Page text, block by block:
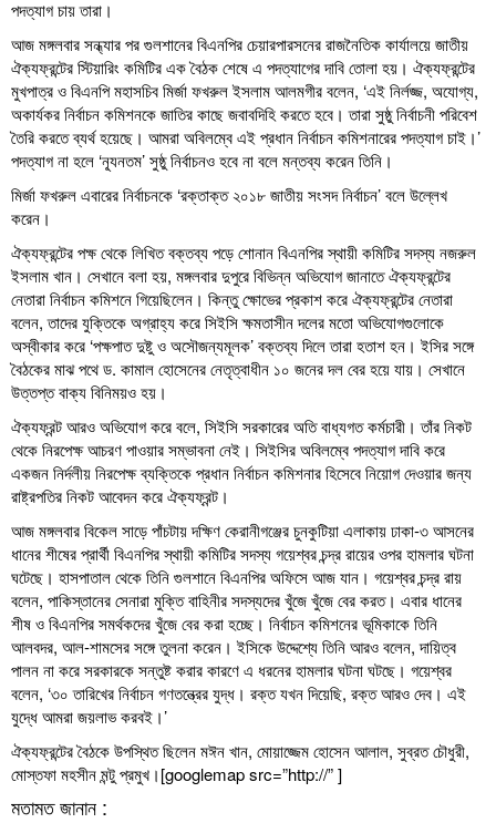
পদত্যাগ চায় তারা।
আজ মঙ্গলবার সন্ধ্যার পর গুলশানের বিএনপির চেয়ারপারসনের রাজনৈতিক কার্যালয়ে জাতীয়
ঐক্যফ্রন্টের স্টিয়ারিং কমিটির এক বৈঠক শেষে এ পদত্যাগের দাবি তোলা হয়। ঐক্যফ্রন্টের
মুখপাত্র ও বিএনপি মহাসচিব মির্জা ফখরুল ইসলাম আলমগীর বলেন, ‘এই নির্লজ্জ, অযোগ্য,
অকার্যকর নির্বাচন কমিশনকে জাতির কাছে জবাবদিহি করতে হবে। তারা সুষ্ঠু নির্বাচনী পরিবেশ
তৈরি করতে ব্যর্থ হয়েছে। আমরা অবিলম্বে এই প্রধান নির্বাচন কমিশনারের পদত্যাগ চাই।’
পদত্যাগ না হলে ‘ন্যূনতম’ সুষ্ঠু নির্বাচনও হবে না বলে মন্তব্য করেন তিনি।
মির্জা ফখরুল এবারের নির্বাচনকে ‘রক্তাক্ত ২০১৮ জাতীয় সংসদ নির্বাচন’ বলে উল্লেখ
করেন।
ঐক্যফ্রন্টের পক্ষ থেকে লিখিত বক্তব্য পড়ে শোনান বিএনপির স্থায়ী কমিটির সদস্য নজরুল
ইসলাম খান। সেখানে বলা হয়, মঙ্গলবার দুপুরে বিভিন্ন অভিযোগ জানাতে ঐক্যফ্রন্টের
নেতারা নির্বাচন কমিশনে গিয়েছিলেন। কিন্তু ক্ষোভের প্রকাশ করে ঐক্যফ্রন্টের নেতারা
বলেন, তাদের যুক্তিকে অগ্রাহ্য করে সিইসি ক্ষমতাসীন দলের মতো অভিযোগগুলোকে
অস্বীকার করে ‘পক্ষপাত দুষ্টু ও অসৌজন্যমূলক’ বক্তব্য দিলে তারা হতাশ হন। ইসির সঙ্গে
বৈঠকের মাঝ পথে ড. কামাল হোসেনের নেতৃত্বাধীন ১০ জনের দল বের হয়ে যায়। সেখানে
উত্তপ্ত বাক্য বিনিময়ও হয়।
ঐক্যফ্রন্ট আরও অভিযোগ করে বলে, সিইসি সরকারের অতি বাধ্যগত কর্মচারী। তাঁর নিকট
থেকে নিরপেক্ষ আচরণ পাওয়ার সম্ভাবনা নেই। সিইসির অবিলম্বে পদত্যাগ দাবি করে
একজন নির্দলীয় নিরপেক্ষ ব্যক্তিকে প্রধান নির্বাচন কমিশনার হিসেবে নিয়োগ দেওয়ার জন্য
রাষ্ট্রপতির নিকট আবেদন করে ঐক্যফ্রন্ট।
আজ মঙ্গলবার বিকেল সাড়ে পাঁচটায় দক্ষিণ কেরানীগঞ্জের চুনকুটিয়া এলাকায় ঢাকা-৩ আসনের
ধানের শীষের প্রার্থী বিএনপির স্থায়ী কমিটির সদস্য গয়েশ্বর চন্দ্র রায়ের ওপর হামলার ঘটনা
ঘটেছে। হাসপাতাল থেকে তিনি গুলশানে বিএনপির অফিসে আজ যান। গয়েশ্বর চন্দ্র রায়
বলেন, পাকিস্তানের সেনারা মুক্তি বাহিনীর সদস্যদের খুঁজে খুঁজে বের করত। এবার ধানের
শীষ ও বিএনপির সমর্থকদের খুঁজে বের করা হচ্ছে। নির্বাচন কমিশনের ভূমিকাকে তিনি
আলবদর, আল-শামসের সঙ্গে তুলনা করেন। ইসিকে উদ্দেশ্যে তিনি আরও বলেন, দায়িত্ব
পালন না করে সরকারকে সন্তুষ্ট করার কারণে এ ধরনের হামলার ঘটনা ঘটছে। গয়েশ্বর
বলেন, ‘৩০ তারিখের নির্বাচন গণতন্ত্রের যুদ্ধ। রক্ত যখন দিয়েছি, রক্ত আরও দেব। এই
যুদ্ধে আমরা জয়লাভ করবই।’
ঐক্যফ্রন্টের বৈঠকে উপস্থিত ছিলেন মঈন খান, মোয়াজ্জেম হোসেন আলাল, সুব্রত চৌধুরী,
মোস্তফা মহসীন মন্টু প্রমুখ।[googlemap src=”http://” ]
মতামত জানান :